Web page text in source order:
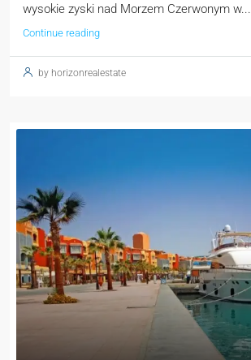
wysokie zyski nad Morzem Czerwonym w...
Continue reading
by horizonrealestate